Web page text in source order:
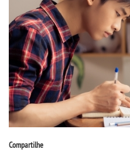
FIES
CURSOS
BACHARELADOS
LICENCIATURAS
TECNOLÓGICOS
Compartilhe